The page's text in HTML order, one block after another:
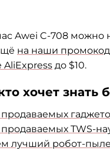
Awei C-708 можно
на наши
AliExpress до $10.
хочет знать
TWS-
лучший робот-